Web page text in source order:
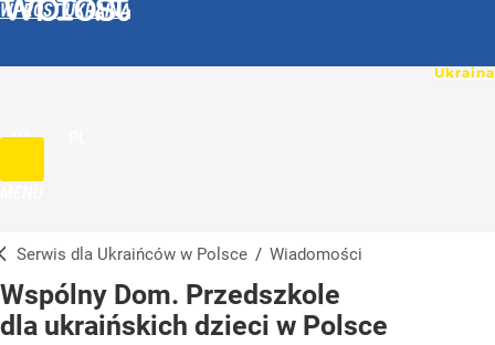
WPROST UKRAINA
UA
Serwis dla Ukraińców w Polsce / Wiadomości
Wspólny Dom. Przedszkole
dla ukraińskich dzieci w Polsce